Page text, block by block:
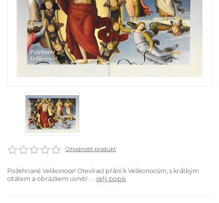
Ohodnotit produkt
Požehnané Velikonoce! Otevírací přání k Velikonocům, s krátkým
citátem a obrázkem uvnitř. ... celý popis